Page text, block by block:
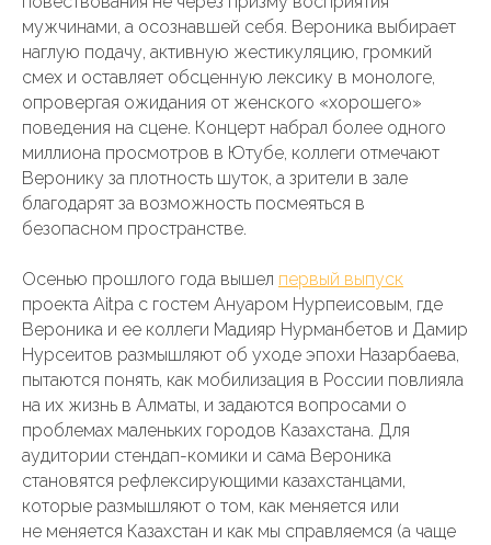
мужчинами, а осознавшей себя. Вероника выбирает
наглую подачу, активную жестикуляцию, громкий
смех и оставляет обсценную лексику в монологе,
опровергая ожидания от женского «хорошего»
поведения на сцене. Концерт набрал более одного
миллиона просмотров в Ютубе, коллеги отмечают
Веронику за плотность шуток, а зрители в зале
благодарят за возможность посмеяться в
безопасном пространстве.
Осенью прошлого года вышел первый выпуск
проекта Aitpa с гостем Ануаром Нурпеисовым, где
Вероника и ее коллеги Мадияр Нурманбетов и Дамир
Нурсеитов размышляют об уходе эпохи Назарбаева,
пытаются понять, как мобилизация в России повлияла
на их жизнь в Алматы, и задаются вопросами о
проблемах маленьких городов Казахстана. Для
аудитории стендап-комики и сама Вероника
становятся рефлексирующими казахстанцами,
которые размышляют о том, как меняется или
не меняется Казахстан и как мы справляемся (а чаще